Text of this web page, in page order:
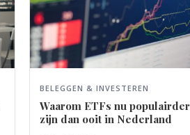
BELEGGEN & INVESTEREN
Waarom ETFs nu populairder
zijn dan ooit in Nederland